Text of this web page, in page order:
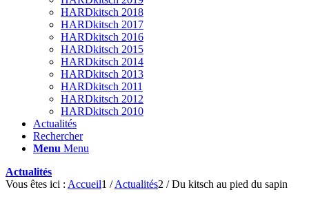
HARDkitsch 2018
HARDkitsch 2017
HARDkitsch 2016
HARDkitsch 2015
HARDkitsch 2014
HARDkitsch 2013
HARDkitsch 2011
HARDkitsch 2012
HARDkitsch 2010
Actualités
Rechercher
Menu Menu
Actualités
Vous êtes ici : Accueil1 / Actualités2 / Du kitsch au pied du sapin